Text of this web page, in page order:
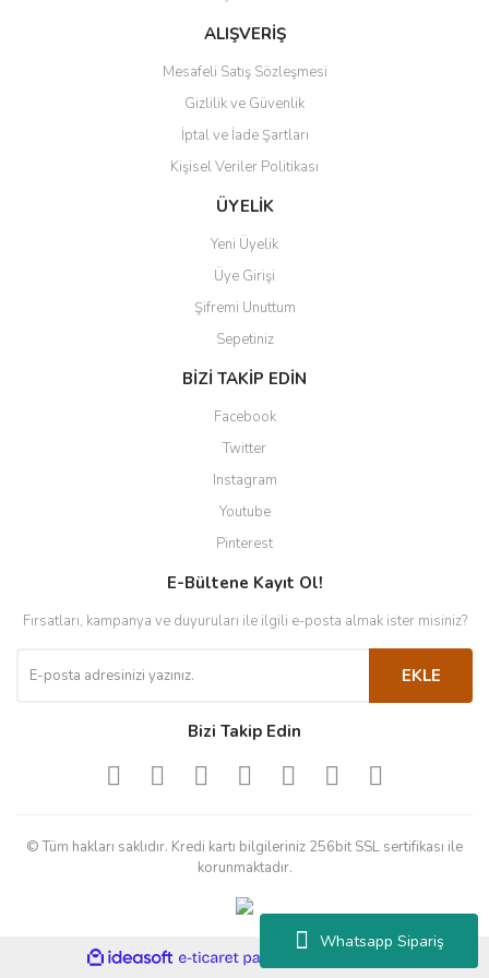
Whatsapp Sipariş
Bu ürüne benzer farklı alternatifler olmalı.
Gönder
ALIŞVERİŞ
Mesafeli Satış Sözleşmesi
Gizlilik ve Güvenlik
İptal ve İade Şartları
Kişisel Veriler Politikası
ÜYELİK
Yeni Üyelik
Üye Girişi
Şifremi Unuttum
Sepetiniz
BİZİ TAKİP EDİN
Facebook
Twitter
Instagram
Youtube
Pinterest
E-Bültene Kayıt Ol!
Fırsatları, kampanya ve duyuruları ile ilgili e-posta almak ister misiniz?
EKLE
Bizi Takip Edin
© Tüm hakları saklıdır. Kredi kartı bilgileriniz 256bit SSL sertifikası ile
korunmaktadır.
ideasoft